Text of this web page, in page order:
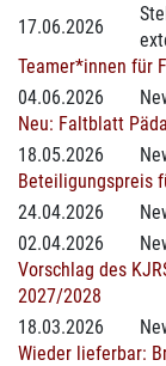
17.06.2026
Teamer*innen für
04.06.2026
Neu: Faltblatt
18.05.2026
Beteiligungspreis
24.04.2026
02.04.2026
Vorschlag des
2027/2028
18.03.2026
Wieder lieferbar: